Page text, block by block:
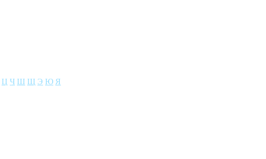
Ц Ч Ш Щ Э Ю Я